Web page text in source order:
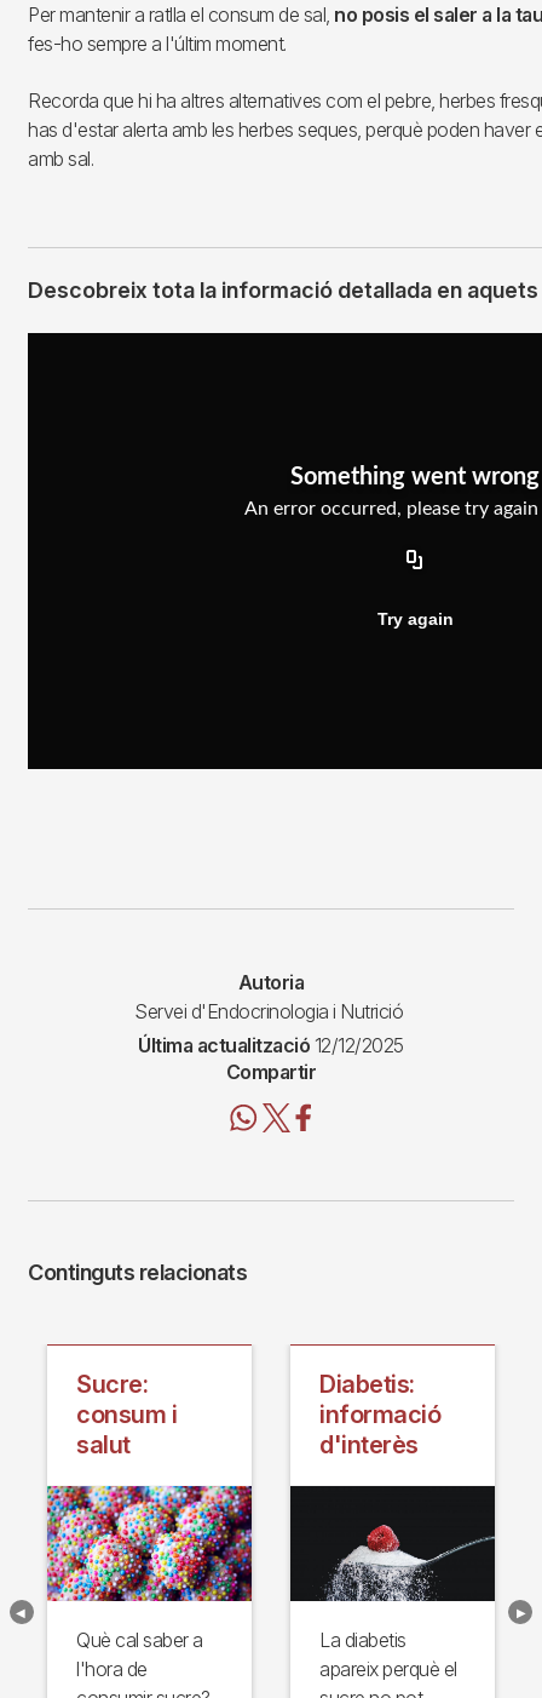
Per mantenir a ratlla el consum de sal, no posis el saler a la
fes-ho sempre a l'últim moment.
Recorda que hi ha altres alternatives com el pebre, herbes
has d'estar alerta amb les herbes seques, perquè poden
amb sal.
Descobreix tota la informació detallada en
Autoria
Servei d'Endocrinologia i Nutrició
Última actualització 12/12/2025
Compartir
Continguts relacionats
Sucre:
consum i
salut
Què cal saber a
l'hora de
Diabetis:
informació
d'interès
La diabetis
apareix perquè el